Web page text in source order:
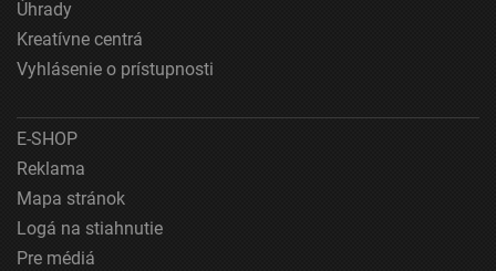
Pochopiť cieľové skupiny na základe štatistík
Použitie obmedzených údajov na výber obsahu
Používanie presných údajov o geografickej
polohe
Úhrady
Kreatívne centrá
Vyhlásenie o prístupnosti
E-SHOP
Reklama
Mapa stránok
Logá na stiahnutie
Pre médiá